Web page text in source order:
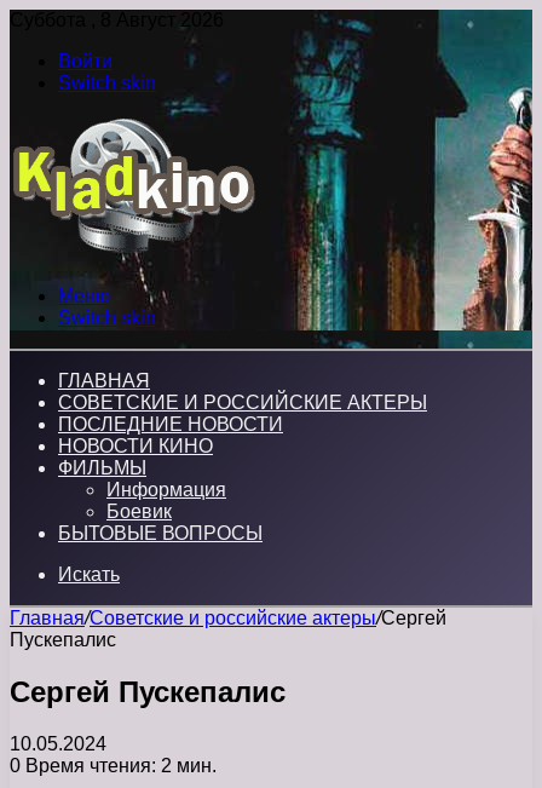
Суббота , 8 Август 2026
Войти
Switch skin
Меню
Switch skin
ГЛАВНАЯ
СОВЕТСКИЕ И РОССИЙСКИЕ АКТЕРЫ
ПОСЛЕДНИЕ НОВОСТИ
НОВОСТИ КИНО
ФИЛЬМЫ
Информация
Боевик
БЫТОВЫЕ ВОПРОСЫ
Искать
Главная/Советские и российские актеры/Сергей
Пускепалис
Сергей Пускепалис
10.05.2024
0 Время чтения: 2 мин.